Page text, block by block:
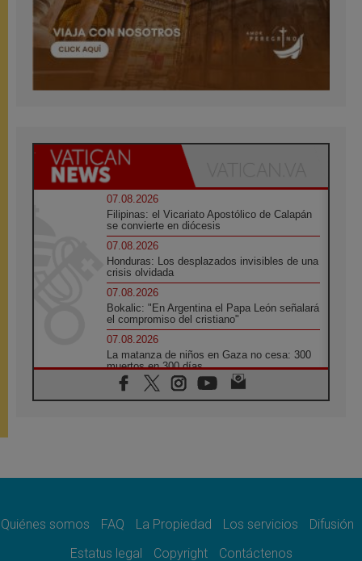
07.08.2026
Filipinas: el Vicariato Apostólico de Calapán
se convierte en diócesis
07.08.2026
Honduras: Los desplazados invisibles de una
crisis olvidada
07.08.2026
Bokalic: "En Argentina el Papa León señalará
el compromiso del cristiano"
07.08.2026
La matanza de niños en Gaza no cesa: 300
muertos en 300 días
07.08.2026
Tagle: La guerra desfigura el mundo, solo la
como misión al servicio del Evangelio
SIGNIS 2026, dar voz a las religiosas en el
Quiénes somos FAQ La Propiedad Los servicios
Difusión
Estatus legal
Copyright Contáctenos